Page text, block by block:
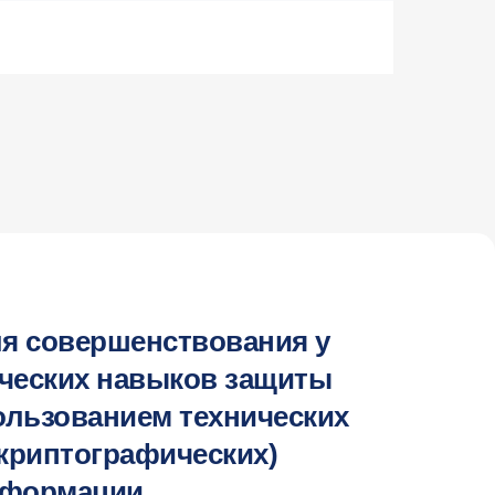
совершенствования у
навыков защиты
технических